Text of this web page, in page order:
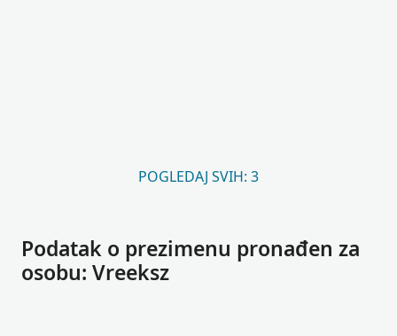
POGLEDAJ SVIH: 3
Podatak o prezimenu pronađen za
osobu: Vreeksz